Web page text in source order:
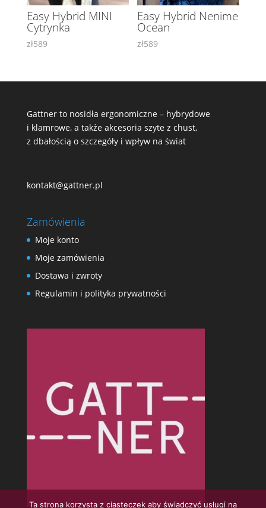
Easy Hybrid MINI
Cytrynka
zł589
Easy Hybrid Nenime
Ocean
zł589
Gattner to nosidła ergonomiczne – hybrydowe
i klamrowe, a także akcesoria szyte z chust,
z dbałością o szczegóły i wpływ na świat
kontakt@gattner.pl
Zamówienia
Moje konto
Moje zamówienia
Dostawa i zwroty
Regulamin i polityka prywatności
Ta strona korzysta z ciasteczek aby świadczyć usługi na